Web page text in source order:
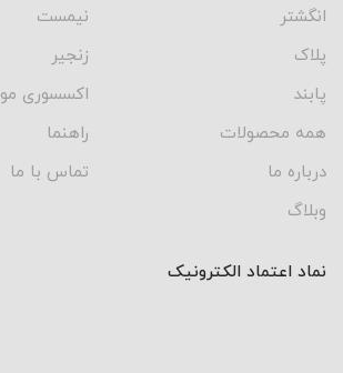
انگشتر
نیمست
پلاک
زنجیر
پابند
اکسسوری مو
همه محصولات
راهنما
درباره ما
تماس با ما
وبلاگ
نماد اعتماد الکترونیک